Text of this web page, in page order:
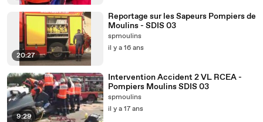
20:27
Reportage sur les Sapeurs Pompiers de
Moulins - SDIS 03
spmoulins
il y a 16 ans
9:29
Intervention Accident 2 VL RCEA -
Pompiers Moulins SDIS 03
spmoulins
il y a 17 ans